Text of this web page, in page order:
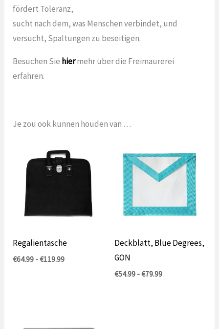
fördert Toleranz,
sucht nach dem, was Menschen verbindet, und
versucht, Spaltungen zu beseitigen.
Besuchen Sie hiermehr über die Freimaurerei
erfahren.
Je zou ook kunnen houden van …
Regalientasche
€64.99 -€119.99Prijsklasse:
Deckblatt, Blue Degrees,
GON
€54.99 -€79.99Prijsklasse: